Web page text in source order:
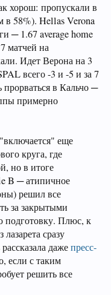
хорош: пропускали в
в 58%). Hellas Verona
─ 1.67 average home
матчей на
Идет Верона на 3
всего -3 и -5 и за 7
в Кальчо ─
примерно
еще
круга, где
но в итоге
B ─ атипичное
решил все
за закрытыми
подготовку. Плюс, к
сразу
дажепресс-
если с таким
решить все